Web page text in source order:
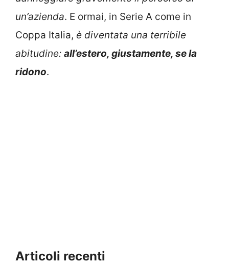
un’azienda. E ormai, in Serie A come in
Coppa Italia, è diventata una terribile
abitudine: all’estero, giustamente, se la
ridono.
Articoli recenti